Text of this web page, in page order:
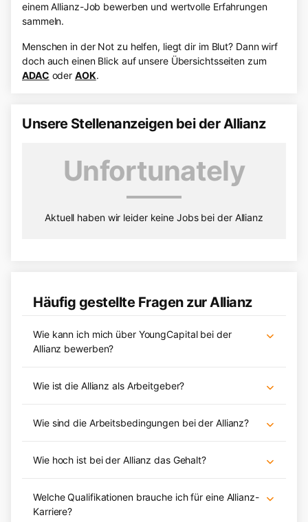
einem Allianz-Job bewerben und wertvolle Erfahrungen
sammeln.
Menschen in der Not zu helfen, liegt dir im Blut? Dann wirf
doch auch einen Blick auf unsere Übersichtsseiten zum
ADAC oderAOK.
Unsere Stellenanzeigen bei der Allianz
Unfortunately
Aktuell haben wir leider keine Jobs bei der Allianz
Häufig gestellte Fragen zur Allianz
Wie kann ich mich über YoungCapital bei der
Allianz bewerben?
Wie ist die Allianz als Arbeitgeber?
Wie sind die Arbeitsbedingungen bei der Allianz?
Wie hoch ist bei der Allianz das Gehalt?
Welche Qualifikationen brauche ich für eine Allianz-
Karriere?